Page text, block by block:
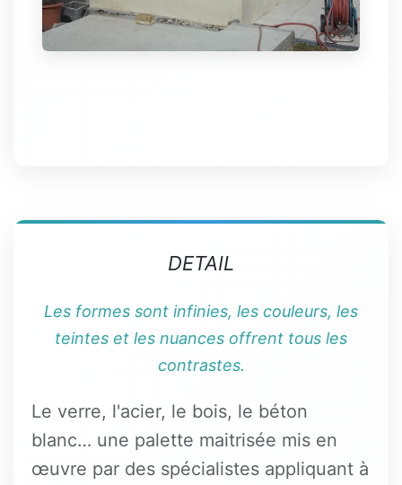
DETAIL
Les formes sont infinies, les couleurs, les
teintes et les nuances offrent tous les
contrastes.
Le verre, l'acier, le bois, le béton
blanc… une palette maitrisée mis en
œuvre par des spécialistes appliquant à